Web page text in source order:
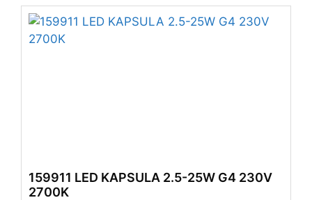
159911 LED KAPSULA 2.5-25W G4 230V
2700K